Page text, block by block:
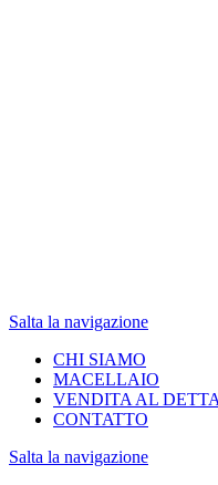
Salta la navigazione
CHI SIAMO
MACELLAIO
VENDITA AL
CONTATTO
Salta la navigazione